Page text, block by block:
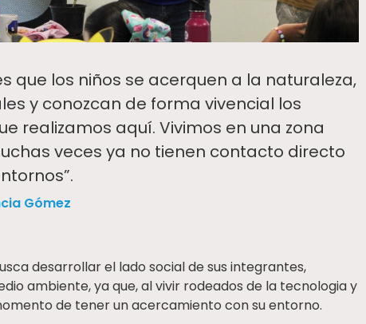
que los niños se acerquen a la naturaleza,
y conozcan de forma vivencial los
realizamos aquí. Vivimos en una zona
veces ya no tienen contacto directo
Gómez
desarrollar el lado social de sus integrantes,
ambiente, ya que, al vivir rodeados de la tecnologia y
de tener un acercamiento con su entorno.